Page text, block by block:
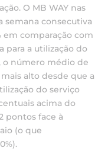
O MB WAY nas
semana consecutiva
comparação com
para a utilização do
, o número médio de
alto desde que a
do serviço
acima do
pontos face à
(o que